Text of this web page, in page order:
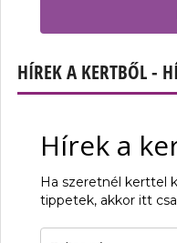
HÍREK A KERTBŐL -
Hírek a
Ha szeretnél kerttel
tippetek, akkor itt